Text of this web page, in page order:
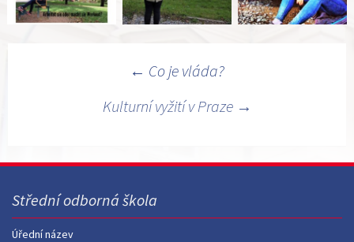
← Co je vláda?
Kulturní vyžití v Praze →
Střední odborná škola
Úřední název